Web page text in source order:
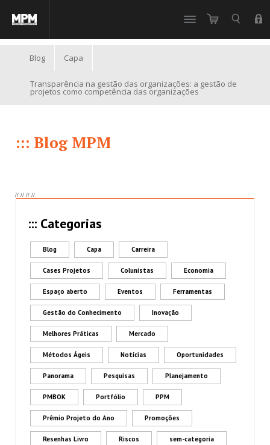
Blog Capa
Transparência na gestão das organizações: a gestão de
projetos como competência das organizações
::: Blog MPM
// // // //
::: Categorias
Blog Capa Carreira
Cases Projetos Colunistas Economia
Espaço aberto Eventos Ferramentas
Gestão do Conhecimento Inovação
Melhores Práticas Mercado
Métodos Ágeis Notícias Oportunidades
Panorama Pesquisas Planejamento
PMBOK Portfólio PPM
Prêmio Projeto do Ano Promoções
Resenhas Livro Riscos sem-categoria